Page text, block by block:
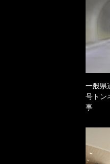
一般県
号トン
事